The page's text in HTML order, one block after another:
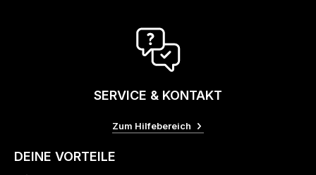
SERVICE & KONTAKT
Zum Hilfebereich
DEINE VORTEILE